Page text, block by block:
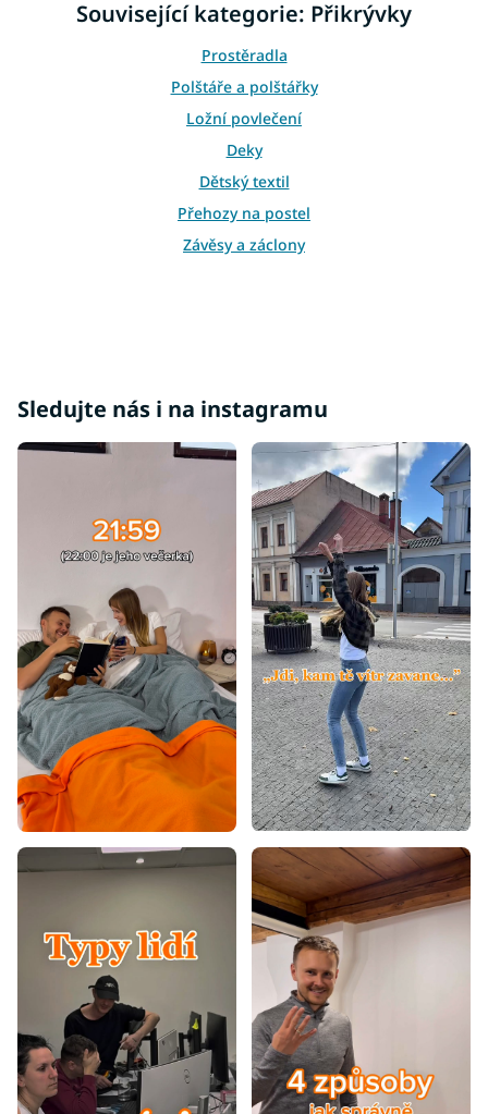
Související kategorie: Přikrývky
Prostěradla
Polštáře a polštářky
Ložní povlečení
Deky
Dětský textil
Přehozy na postel
Závěsy a záclony
Sledujte nás i na instagramu